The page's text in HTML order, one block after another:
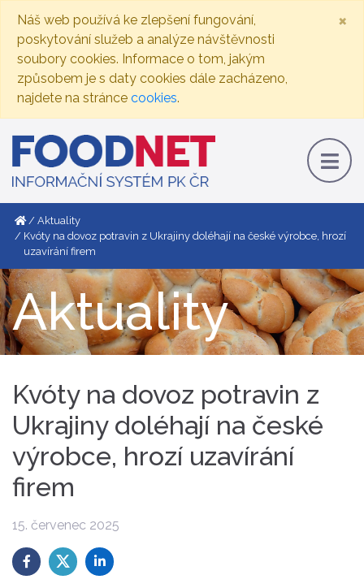
Náš web používá ke zlepšení fungování,
poskytování služeb a analýze návštěvnosti
soubory cookies. Informace o tom, jakým
způsobem je s daty cookies dále zacházeno,
najdete na stránce cookies.
×
Aktuality
Kvóty na dovoz potravin z Ukrajiny doléhají na české výrobce, hrozí
uzavírání firem
Aktuality
Kvóty na dovoz potravin z
Ukrajiny doléhají na české
výrobce, hrozí uzavírání
firem
15. červenec 2025